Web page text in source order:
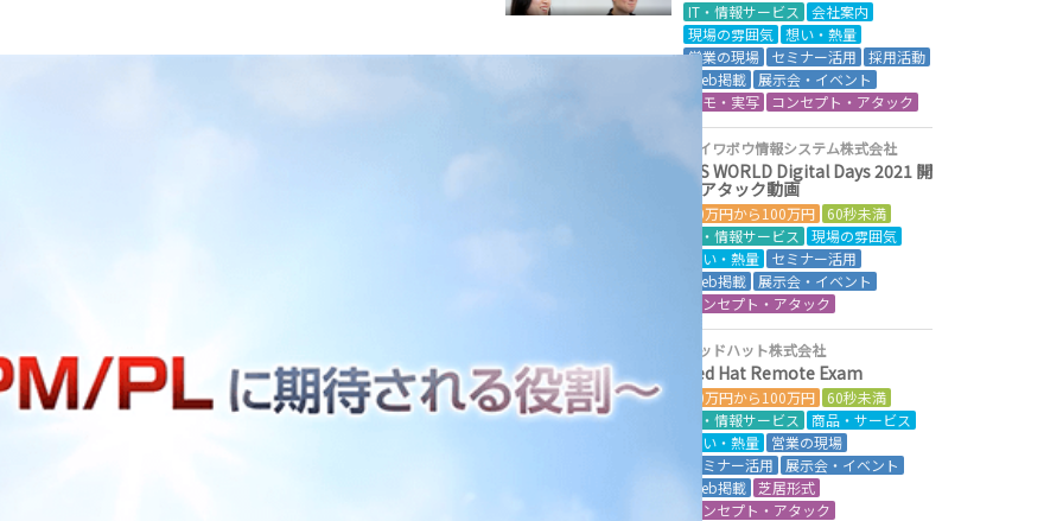
IT・情報サービス
会社案内
現場の雰囲気
想い・熱量
営業の現場
セミナー活用
採用活動
Web掲載
展示会・イベント
デモ・実写
コンセプト・アタック
ダイワボウ情報システム株式会社
DIS WORLD Digital Days 2021 開
催アタック動画
50万円から100万円
60秒未満
IT・情報サービス
現場の雰囲気
想い・熱量
セミナー活用
Web掲載
展示会・イベント
コンセプト・アタック
レッドハット株式会社
Red Hat Remote Exam
50万円から100万円
60秒未満
IT・情報サービス
商品・サービス
想い・熱量
営業の現場
セミナー活用
展示会・イベント
Web掲載 芝居形式
コンセプト・アタック